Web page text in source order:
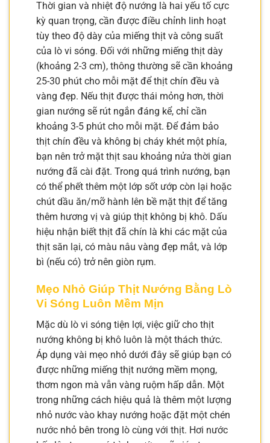
Thời gian và nhiệt độ nướng là hai yếu tố cực
kỳ quan trọng, cần được điều chỉnh linh hoạt
tùy theo độ dày của miếng thịt và công suất
của lò vi sóng. Đối với những miếng thịt dày
(khoảng 2-3 cm), thông thường sẽ cần khoảng
25-30 phút cho mỗi mặt để thịt chín đều và
vàng đẹp. Nếu thịt được thái mỏng hơn, thời
gian nướng sẽ rút ngắn đáng kể, chỉ cần
khoảng 3-5 phút cho mỗi mặt. Để đảm bảo
thịt chín đều và không bị cháy khét một phía,
bạn nên trở mặt thịt sau khoảng nửa thời gian
nướng đã cài đặt. Trong quá trình nướng, bạn
có thể phết thêm một lớp sốt ướp còn lại hoặc
chút dầu ăn/mỡ hành lên bề mặt thịt để tăng
thêm hương vị và giúp thịt không bị khô. Dấu
hiệu nhận biết thịt đã chín là khi các mặt của
thịt săn lại, có màu nâu vàng đẹp mắt, và lớp
bì (nếu có) trở nên giòn rụm.
Mẹo Nhỏ Giúp Thịt Nướng Bằng Lò
Vi Sóng Luôn Mềm Mịn
Mặc dù lò vi sóng tiện lợi, việc giữ cho thịt
nướng không bị khô luôn là một thách thức.
Áp dụng vài mẹo nhỏ dưới đây sẽ giúp bạn có
được những miếng thịt nướng mềm mọng,
thơm ngon mà vẫn vàng ruộm hấp dẫn. Một
trong những cách hiệu quả là thêm một lượng
nhỏ nước vào khay nướng hoặc đặt một chén
nước nhỏ bên trong lò cùng với thịt. Hơi nước